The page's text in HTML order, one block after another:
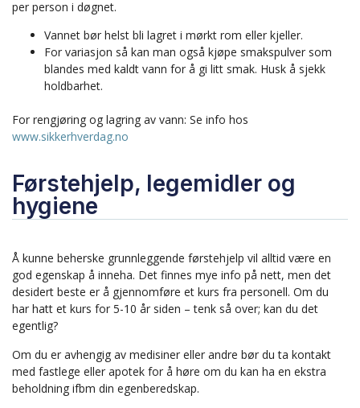
per person i døgnet.
Vannet bør helst bli lagret i mørkt rom eller kjeller.
For variasjon så kan man også kjøpe smakspulver som
blandes med kaldt vann for å gi litt smak. Husk å sjekk
holdbarhet.
For rengjøring og lagring av vann: Se info hos
www.sikkerhverdag.no
Førstehjelp, legemidler og
hygiene
Å kunne beherske grunnleggende førstehjelp vil alltid være en
god egenskap å inneha. Det finnes mye info på nett, men det
desidert beste er å gjennomføre et kurs fra personell. Om du
har hatt et kurs for 5-10 år siden – tenk så over; kan du det
egentlig?
Om du er avhengig av medisiner eller andre bør du ta kontakt
med fastlege eller apotek for å høre om du kan ha en ekstra
beholdning ifbm din egenberedskap.